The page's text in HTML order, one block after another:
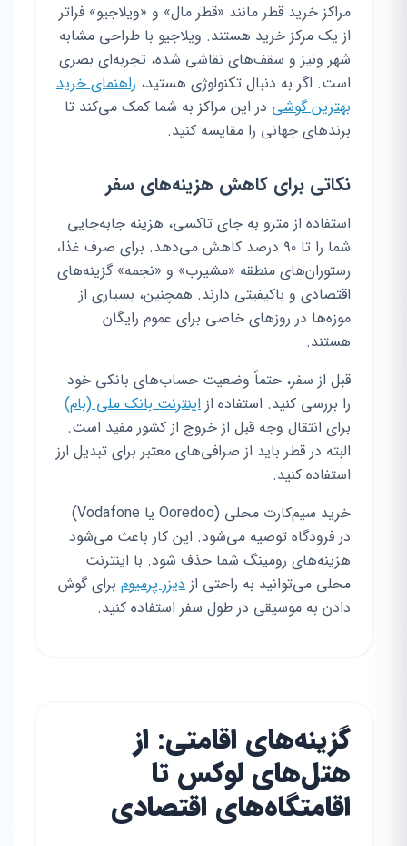
مراکز خرید قطر مانند «قطر مال» و «ویلاجیو» فراتر
از یک مرکز خرید هستند. ویلاجیو با طراحی مشابه
شهر ونیز و سقف‌های نقاشی شده، تجربه‌ای بصری
است. اگر به دنبال تکنولوژی هستید، راهنمای خرید
بهترین گوشی در این مراکز به شما کمک می‌کند تا
برندهای جهانی را مقایسه کنید.
نکاتی برای کاهش هزینه‌های سفر
استفاده از مترو به جای تاکسی، هزینه جابه‌جایی
شما را تا ۹۰ درصد کاهش می‌دهد. برای صرف غذا،
رستوران‌های منطقه «مشیرب» و «نجمه» گزینه‌های
اقتصادی و باکیفیتی دارند. همچنین، بسیاری از
موزه‌ها در روزهای خاصی برای عموم رایگان
هستند.
قبل از سفر، حتماً وضعیت حساب‌های بانکی خود
را بررسی کنید. استفاده از اینترنت بانک ملی (بام)
برای انتقال وجه قبل از خروج از کشور مفید است.
البته در قطر باید از صرافی‌های معتبر برای تبدیل ارز
استفاده کنید.
خرید سیم‌کارت محلی (Ooredoo یا Vodafone)
در فرودگاه توصیه می‌شود. این کار باعث می‌شود
هزینه‌های رومینگ شما حذف شود. با اینترنت
محلی می‌توانید به راحتی از دیزر پرمیوم برای گوش
دادن به موسیقی در طول سفر استفاده کنید.
گزینه‌های اقامتی: از
هتل‌های لوکس تا
اقامتگاه‌های اقتصادی